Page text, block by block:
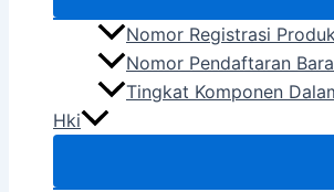
Nomor Registrasi
Nomor Pendaftaran
Tingkat Komponen
Hki